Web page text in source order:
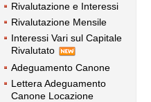
Rivalutazione e Interessi
Rivalutazione Mensile
Interessi Vari sul Capitale
Rivalutato
Adeguamento Canone
Lettera Adeguamento
Canone Locazione